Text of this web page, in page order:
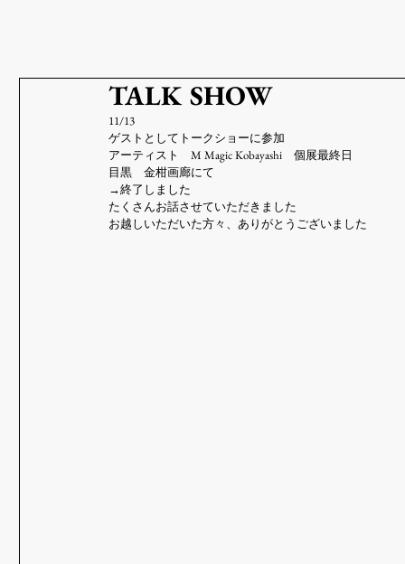
TALK SHOW
11/13
ゲストとしてトークショーに参加
アーティスト　M Magic Kobayashi　個展最終日
目黒　金柑画廊にて
→終了しました
たくさんお話させていただきました
お越しいただいた方々、ありがとうございました